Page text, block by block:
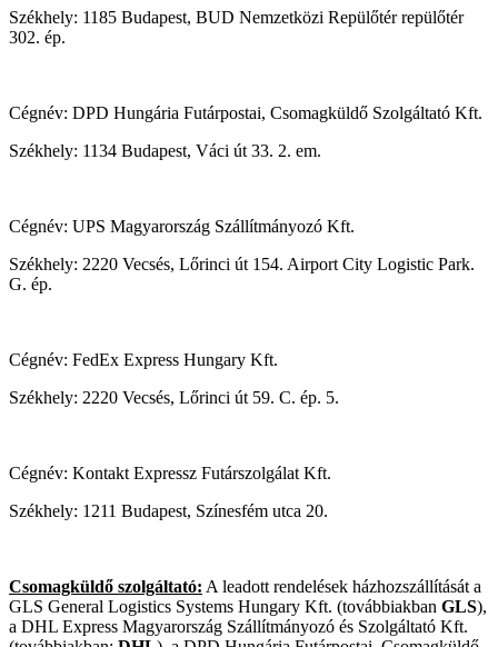
Székhely: 1185 Budapest, BUD Nemzetközi Repülőtér repülőtér
302. ép.
Cégnév: DPD Hungária Futárpostai, Csomagküldő Szolgáltató Kft.
Székhely: 1134 Budapest, Váci út 33. 2. em.
Cégnév: UPS Magyarország Szállítmányozó Kft.
Székhely: 2220 Vecsés, Lőrinci út 154. Airport City Logistic Park.
G. ép.
Cégnév: FedEx Express Hungary Kft.
Székhely: 2220 Vecsés, Lőrinci út 59. C. ép. 5.
Cégnév: Kontakt Expressz Futárszolgálat Kft.
Székhely: 1211 Budapest, Színesfém utca 20.
Csomagküldő szolgáltató: A leadott rendelések házhozszállítását a
GLS General Logistics Systems Hungary Kft. (továbbiakban GLS),
a DHL Express Magyarország Szállítmányozó és Szolgáltató Kft.